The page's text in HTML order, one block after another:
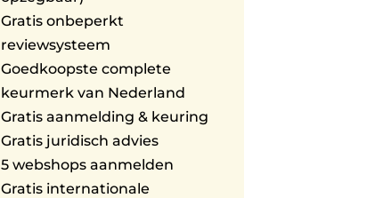
Gratis onbeperkt
reviewsysteem
Goedkoopste complete
keurmerk van Nederland
Gratis aanmelding & keuring
Gratis juridisch advies
5 webshops aanmelden
Gratis internationale